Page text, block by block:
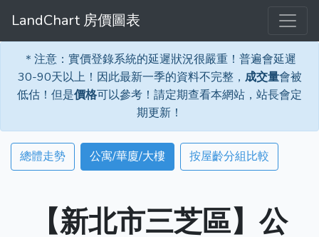
LandChart 房價圖表
＊注意：實價登錄系統的延遲狀況很嚴重！普遍會延遲
30-90天以上！因此最新一季的資料不完整， 成交量會被
低估！但是價格可以參考！請定期查看本網站，站長會定
期更新！
總體走勢 公寓/華廈/大樓 按屋齡分組比較
【新北市三芝區】公